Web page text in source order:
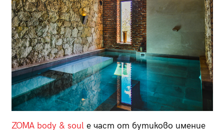
ZOMA body & soul е част от бутиково имение